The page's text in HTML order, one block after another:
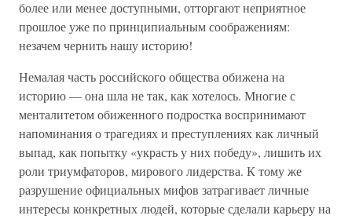
более или менее доступными, отторгают неприятное
прошлое уже по принципиальным соображениям:
незачем чернить нашу историю!
Немалая часть российского общества обижена на
историю — она шла не так, как хотелось. Многие с
менталитетом обиженного подростка воспринимают
напоминания о трагедиях и преступлениях как личный
выпад, как попытку «украсть у них победу», лишить их
роли триумфаторов, мирового лидерства. К тому же
разрушение официальных мифов затрагивает личные
интересы конкретных людей, которые сделали карьеру на